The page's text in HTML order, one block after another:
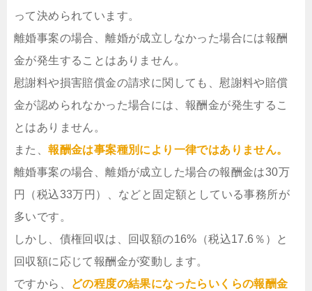
って決められています。
離婚事案の場合、離婚が成立しなかった場合には報酬
金が発生することはありません。
慰謝料や損害賠償金の請求に関しても、慰謝料や賠償
金が認められなかった場合には、報酬金が発生するこ
とはありません。
また、報酬金は事案種別により一律ではありません。
離婚事案の場合、離婚が成立した場合の報酬金は30万
円（税込33万円）、などと固定額としている事務所が
多いです。
しかし、債権回収は、回収額の16%（税込17.6％）と
回収額に応じて報酬金が変動します。
ですから、
どの程度の結果になったらいくらの報酬金